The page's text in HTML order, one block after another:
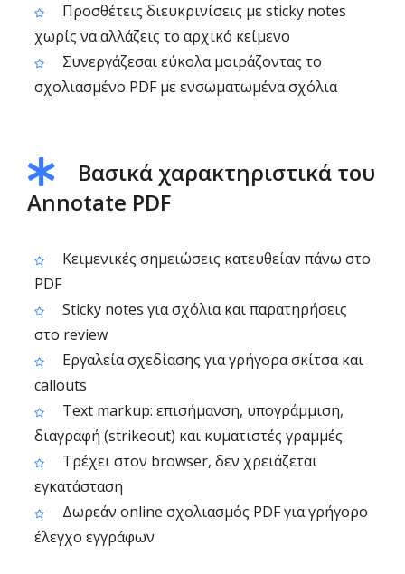
Προσθέτεις διευκρινίσεις με sticky notes
χωρίς να αλλάζεις το αρχικό κείμενο
Συνεργάζεσαι εύκολα μοιράζοντας το
σχολιασμένο PDF με ενσωματωμένα σχόλια
Βασικά χαρακτηριστικά του
Annotate PDF
Κειμενικές σημειώσεις κατευθείαν πάνω στο
PDF
Sticky notes για σχόλια και παρατηρήσεις
στο review
Εργαλεία σχεδίασης για γρήγορα σκίτσα και
callouts
Text markup: επισήμανση, υπογράμμιση,
διαγραφή (strikeout) και κυματιστές γραμμές
Τρέχει στον browser, δεν χρειάζεται
εγκατάσταση
Δωρεάν online σχολιασμός PDF για γρήγορο
έλεγχο εγγράφων